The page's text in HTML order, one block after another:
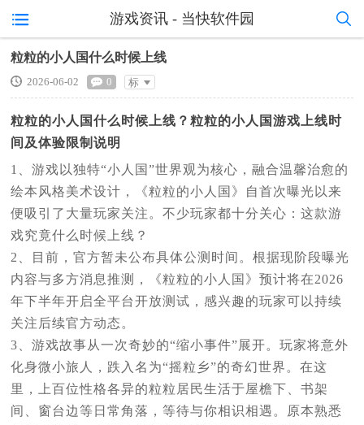
游戏资讯 - 当快软件园
粒粒的小人国什么时候上线
2026-06-02 0
标
准
粒粒的小人国什么时候上线？粒粒的小人国游戏上线时
间及体验限制说明
1、游戏以独特“小人国”世界观为核心，融合温馨治愈的
绘本风格美术设计，《粒粒的小人国》自首次曝光以来
便吸引了大量玩家关注。不少玩家都十分关心：这款游
戏究竟什么时候上线？
2、目前，官方暂未公布具体公测时间。根据现阶段曝光
内容与多方消息推测，《粒粒的小人国》预计将在2026
年下半年开启全平台开放测试，感兴趣的玩家可以持续
关注后续官方动态。
3、游戏故事从一次奇妙的“缩小事件”展开。玩家将意外
化身微小旅人，跌入名为“摇粒乡”的奇幻世界。在这
里，上百位性格各异的粒粒居民生活于屋檐下、书架
间、窗台边等日常角落，等待与你相识相遇。原本熟悉